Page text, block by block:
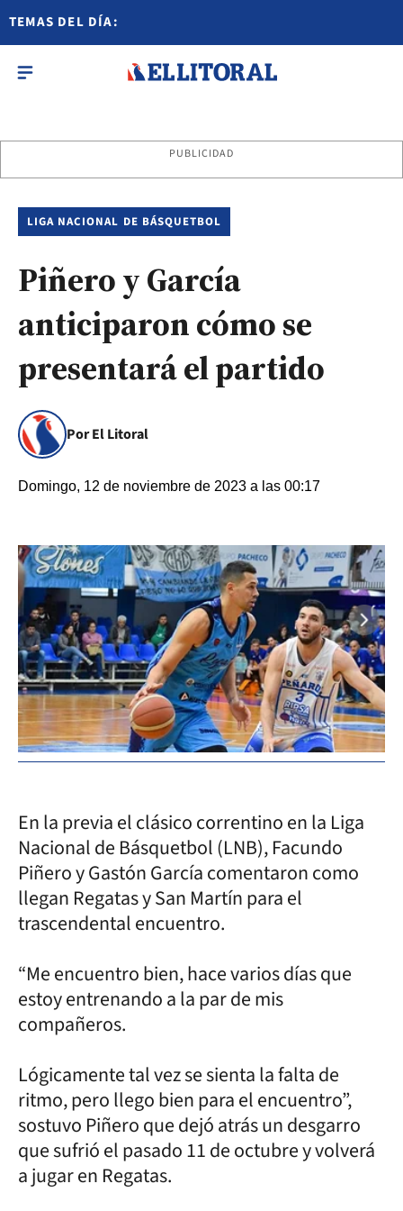
TEMAS DEL DÍA:
PUBLICIDAD
LIGA NACIONAL DE BÁSQUETBOL
Piñero y García
anticiparon cómo se
presentará el partido
Por El Litoral
Domingo, 12 de noviembre de 2023 a las 00:17
En la previa el clásico correntino en la Liga
Nacional de Básquetbol (LNB), Facundo
Piñero y Gastón García comentaron como
llegan Regatas y San Martín para el
trascendental encuentro.
“Me encuentro bien, hace varios días que
estoy entrenando a la par de mis
compañeros.
Lógicamente tal vez se sienta la falta de
ritmo, pero llego bien para el encuentro”,
sostuvo Piñero que dejó atrás un desgarro
que sufrió el pasado 11 de octubre y volverá
a jugar en Regatas.